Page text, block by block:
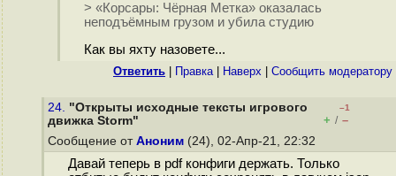
> «Корсары: Чёрная Метка» оказалась
неподъёмным грузом и убила студию
Как вы яхту назовете...
Ответить Правка| Наверх Cообщить модератору
24. "Открыты исходные тексты игрового
движка Storm"
–1
+ / –
Сообщение от Аноним (24), 02-Апр-21, 22:32
Давай теперь в pdf конфиги держать. Только